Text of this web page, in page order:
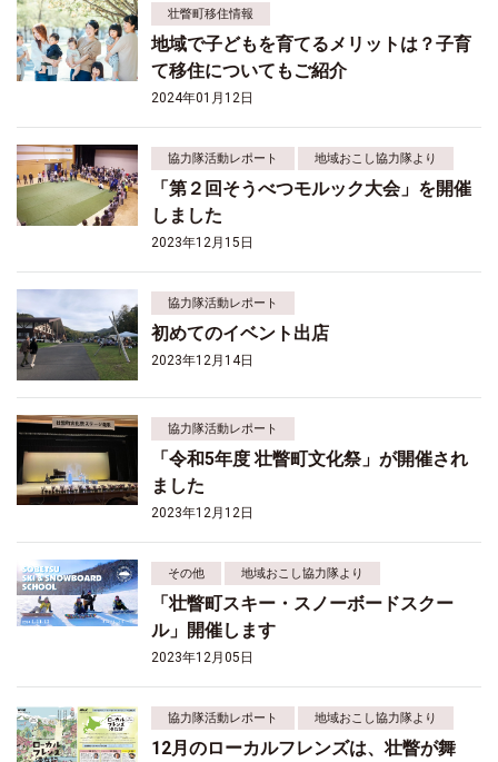
壮瞥町移住情報
地域で子どもを育てるメリットは？子育
て移住についてもご紹介
2024年01月12日
協力隊活動レポート 地域おこし協力隊より
「第２回そうべつモルック大会」を開催
しました
2023年12月15日
協力隊活動レポート
初めてのイベント出店
2023年12月14日
協力隊活動レポート
「令和5年度 壮瞥町文化祭」が開催され
ました
2023年12月12日
その他 地域おこし協力隊より
「壮瞥町スキー・スノーボードスクー
ル」開催します
2023年12月05日
協力隊活動レポート 地域おこし協力隊より
12月のローカルフレンズは、壮瞥が舞